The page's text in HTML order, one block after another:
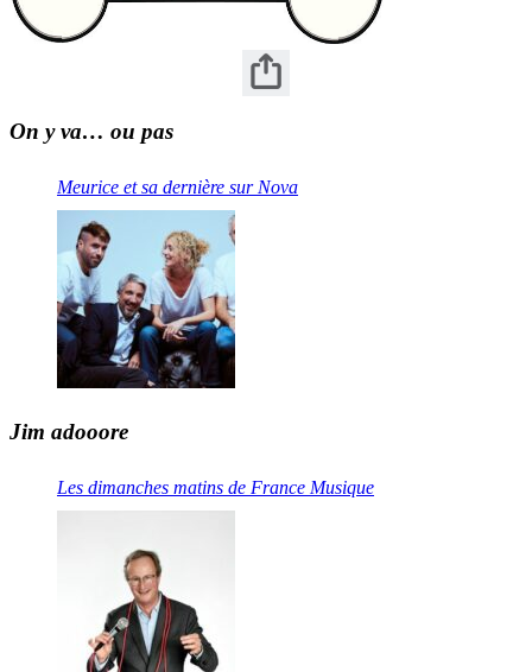
On y va… ou pas
Meurice et sa dernière sur Nova
Jim adooore
Les dimanches matins de France Musique